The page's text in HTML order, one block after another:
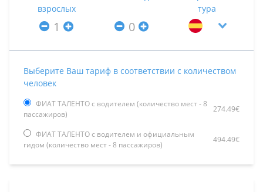
взрослых
тура
Выберите Ваш тариф в соответствии с количеством
человек
ФИАТ ТАЛЕНТО с водителем (количество мест - 8
пассажиров)
274.49€
ФИАТ ТАЛЕНТО с водителем и официальным
гидом (количество мест - 8 пассажиров)
494.49€